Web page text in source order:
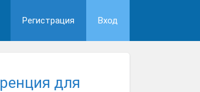
Регистрация Вход
для